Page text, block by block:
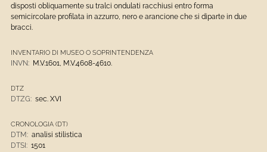
disposti obliquamente su tralci ondulati racchiusi entro forma
semicircolare profilata in azzurro, nero e arancione che si diparte in due
bracci.
INVENTARIO DI MUSEO O SOPRINTENDENZA
INVN: M.V.1601, M.V.4608-4610.
DTZ
DTZG: sec. XVI
CRONOLOGIA (DT)
DTM: analisi stilistica
DTSI: 1501